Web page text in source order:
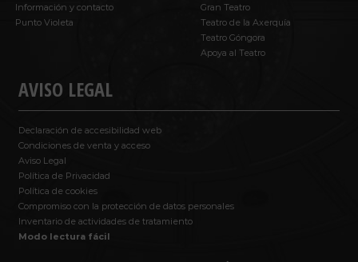
Información y contacto
Punto Violeta
AVISO LEGAL
Declaración de accesibilidad web
Condiciones de venta y acceso
Aviso Legal
Política de Privacidad
Política de cookies
Compromiso con la protección de datos personales
Inventario de actividades de tratamiento
Modo lectura fácil
Gran Teatro
Teatro de la Axerquía
Teatro Góngora
Apoya al Teatro